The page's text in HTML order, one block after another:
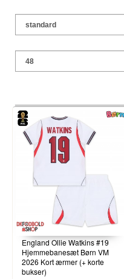
England Ollie Watkins #19
Hjemmebanesæt Børn VM
2026 Kort ærmer (+ korte
bukser)